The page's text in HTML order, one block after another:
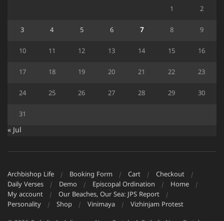
1 2
3 4 5 6 7 8 9
10 11 12 13 14 15 16
17 18 19 20 21 22 23
24 25 26 27 28 29 30
31
« Jul
Archbishop Life Booking Form Cart
Checkout
Daily Verses
Demo Episcopal Ordination
Home
My account
Our Beaches, Our Sea: JPS Report
Personality
Shop Vinimaya Vizhinjam Protest